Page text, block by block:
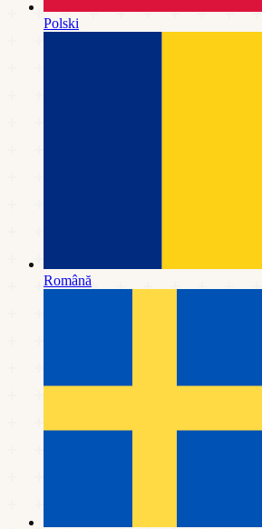
Polski
Română